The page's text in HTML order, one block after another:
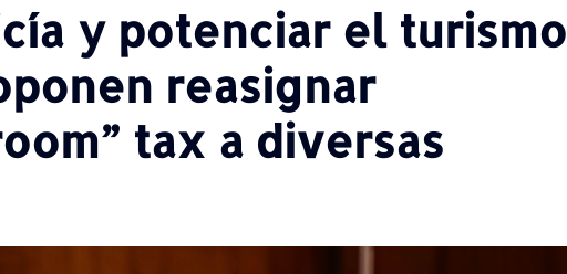
y potenciar el turismo
reasignar
tax a diversas